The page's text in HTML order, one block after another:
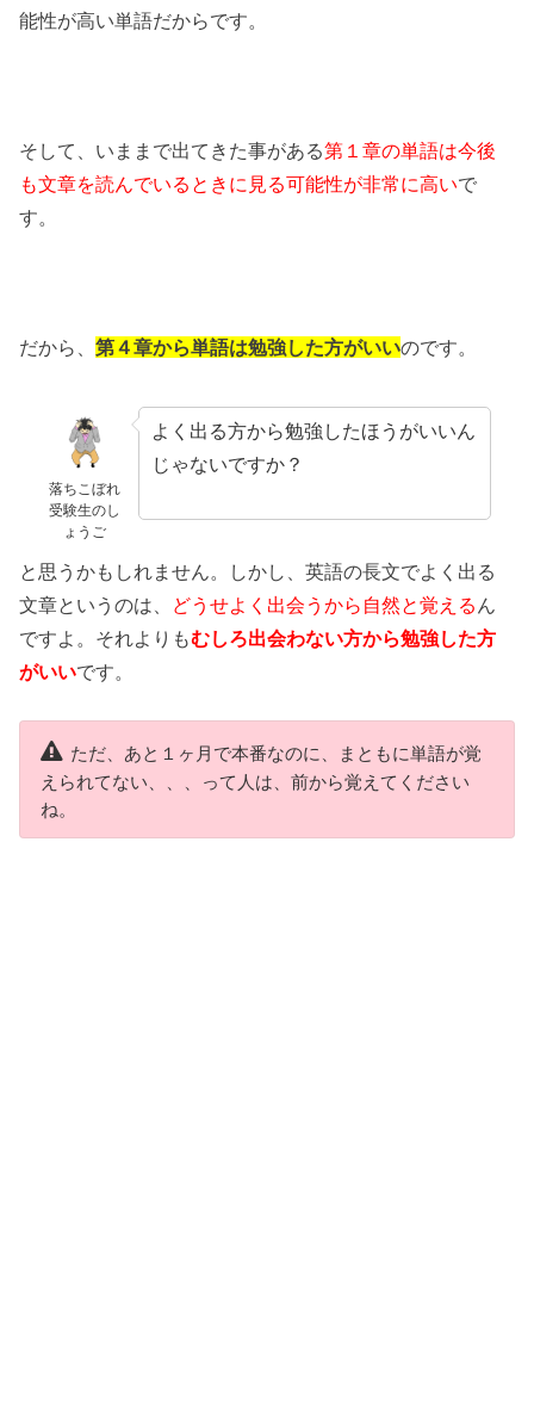
能性が高い単語だからです。
そして、いままで出てきた事がある第１章の単語は今後
も文章を読んでいるときに見る可能性が非常に高いで
す。
だから、第４章から単語は勉強した方がいいのです。
落ちこぼれ
受験生のし
ょうご
よく出る方から勉強したほうがいいん
じゃないですか？
と思うかもしれません。しかし、英語の長文でよく出る
文章というのは、 どうせよく出会うから自然と覚える ん
ですよ。それよりもむしろ出会わない方から勉強した方
がいいです。
ただ、あと１ヶ月で本番なのに、まともに単語が覚
えられてない、、、って人は、前から覚えてください
ね。